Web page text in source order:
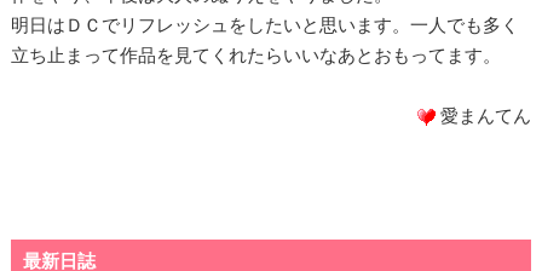
明日はＤＣでリフレッシュをしたいと思います。一人でも多く
立ち止まって作品を見てくれたらいいなあとおもってます。
愛まんてん
最新日誌